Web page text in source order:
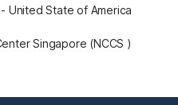
United State of America
Singapore (NCCS )